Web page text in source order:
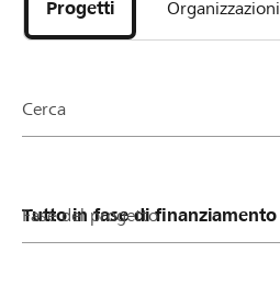
e
della
Progetti Organizzazioni
Cerca
Fase del progetto